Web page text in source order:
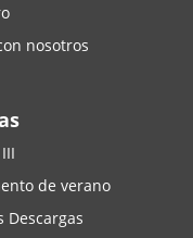
nosotros
de verano
Descargas